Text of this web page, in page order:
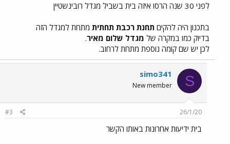
לפני 30 שנה הרסו איזה בית בשביל מגדל רובינשטיין
בתכנון היה להקים תחנת רכבת תחתית מתחת למגדל הזה
בדיוק כמו במקרה של מגדל שלום מאיר.
לכן יש שם קומה נוספת מתחת לרחוב.
S
simo341
New member
26/1/20
#3
בית ידיעות אחרונות באותו הקשר